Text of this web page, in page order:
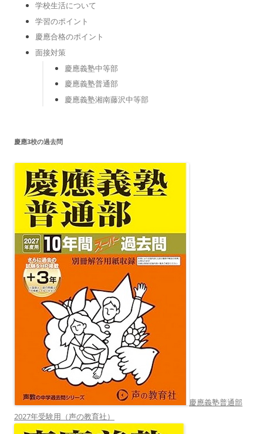
学校生活について
学習のポイント
慶應合格のポイント
面接対策
慶應義塾中等部
慶應義塾普通部
慶應義塾湘南藤沢中等部
慶應3校の過去問
慶應義塾普通部
2027年受験用（声の教育社）